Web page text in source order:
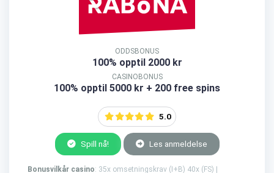
ODDSBONUS
100% opptil 2000 kr
CASINOBONUS
100% opptil 5000 kr + 200 free spins
5.0
Spill nå! Les anmeldelse
Bonusvilkår casino: 35x omsetningskrav (I+B) 40x (FS) |